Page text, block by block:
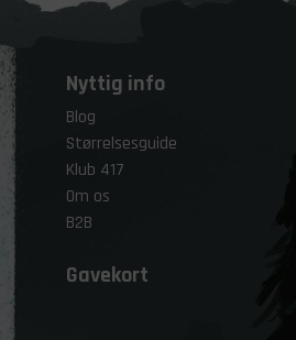
Nyttig info
Blog
Størrelsesguide
Klub 417
Om os
B2B
Gavekort